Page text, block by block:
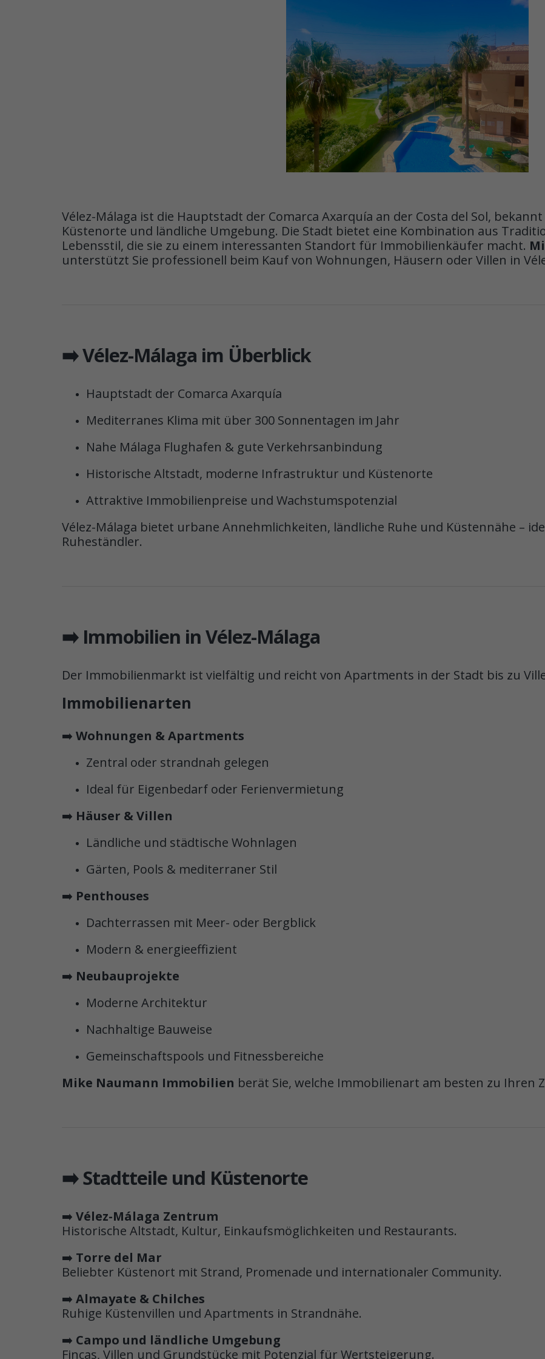
Vélez-Málaga ist die Hauptstadt der Comarca Axarquía an der Costa del Sol,
Küstenorte und ländliche Umgebung. Die Stadt bietet eine Kombination aus
Lebensstil, die sie zu einem interessanten Standort für Immobilienkäufer macht.
unterstützt Sie professionell beim Kauf von Wohnungen, Häusern oder Villen in
➡️ Vélez-Málaga im Überblick
Hauptstadt der Comarca Axarquía
Mediterranes Klima mit über 300 Sonnentagen im Jahr
Nahe Málaga Flughafen & gute Verkehrsanbindung
Historische Altstadt, moderne Infrastruktur und Küstenorte
Attraktive Immobilienpreise und Wachstumspotenzial
Vélez-Málaga bietet urbane Annehmlichkeiten, ländliche Ruhe und Küstennähe –
Ruheständler.
➡️ Immobilien in Vélez-Málaga
Der Immobilienmarkt ist vielfältig und reicht von Apartments in der Stadt bis zu
Immobilienarten
➡️ Wohnungen & Apartments
Zentral oder strandnah gelegen
Ideal für Eigenbedarf oder Ferienvermietung
➡️ Häuser & Villen
Ländliche und städtische Wohnlagen
Gärten, Pools & mediterraner Stil
➡️ Penthouses
Dachterrassen mit Meer- oder Bergblick
Modern & energieeffizient
➡️ Neubauprojekte
Moderne Architektur
Nachhaltige Bauweise
Gemeinschaftspools und Fitnessbereiche
Mike Naumann Immobilien berät Sie, welche Immobilienart am besten zu Ihren
➡️ Stadtteile und Küstenorte
➡️ Vélez-Málaga Zentrum
Historische Altstadt, Kultur, Einkaufsmöglichkeiten und Restaurants.
➡️ Torre del Mar
Beliebter Küstenort mit Strand, Promenade und internationaler Community.
➡️ Almayate & Chilches
Ruhige Küstenvillen und Apartments in Strandnähe.
➡️ Campo und ländliche Umgebung
Fincas, Villen und Grundstücke mit Potenzial für Wertsteigerung.